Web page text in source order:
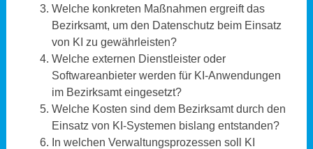
Welche konkreten Maßnahmen ergreift das
Bezirksamt, um den Datenschutz beim Einsatz
von KI zu gewährleisten?
Welche externen Dienstleister oder
Softwareanbieter werden für KI-Anwendungen
im Bezirksamt eingesetzt?
Welche Kosten sind dem Bezirksamt durch den
Einsatz von KI-Systemen bislang entstanden?
In welchen Verwaltungsprozessen soll KI